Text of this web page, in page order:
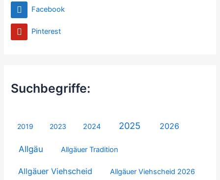
Facebook
Pinterest
Suchbegriffe:
2019 2023 2024 2025 2026
Allgäu Allgäuer Tradition
Allgäuer Viehscheid Allgäuer Viehscheid 2026